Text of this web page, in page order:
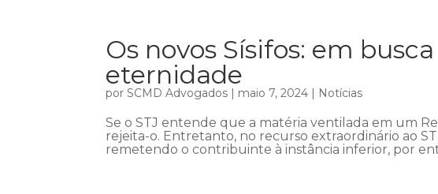
Os novos Sísifos: em
eternidade
porSCMD Advogados | maio 7, 2024 | Notícias
Se o STJ entende que a matéria ventilada em um
rejeita-o. Entretanto, no recurso extraordinário ao
remetendo o contribuinte à instância inferior, por